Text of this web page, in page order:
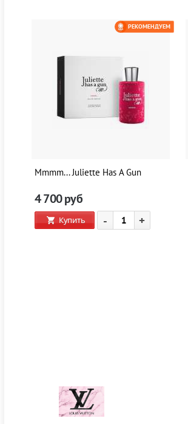
Mmmm... Juliette Has A Gun
4 700руб
Купить - +
РЕКОМЕНДУЕМ